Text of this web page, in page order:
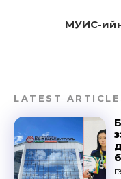
МУИС-
LATEST